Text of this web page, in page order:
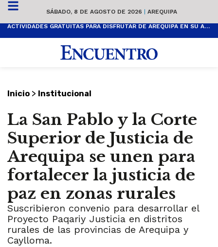
SÁBADO, 8 DE AGOSTO DE 2026 | AREQUIPA
ACTIVIDADES GRATUITAS PARA DISFRUTAR DE AREQUIPA EN SU ANIVERSARIO
Inicio > Institucional
La San Pablo y la Corte
Superior de Justicia de
Arequipa se unen para
fortalecer la justicia de
paz en zonas rurales
Suscribieron convenio para desarrollar el
Proyecto Paqariy Justicia en distritos
rurales de las provincias de Arequipa y
Caylloma.